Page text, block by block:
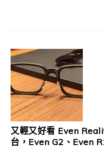
又輕又好看 Even
台，Even G2、Even